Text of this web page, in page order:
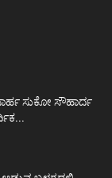
ಸುಕೋ ಸೌಹಾರ್ದ